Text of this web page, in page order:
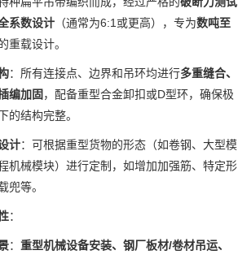
系数设计 （通常为6:1或更高），专为数吨至
重载设计。
：所有连接点、边界和吊环均进行多重缝合、
编加固 ，配备重型合金卸扣或D型环，确保极
的结构完整。
计：可根据重型货物的形态（如卷钢、大型模
机械模块）进行定制，如增加加强筋、特定形
兜等。
：
： 重型机械设备安装、钢厂板材/卷材吊运、